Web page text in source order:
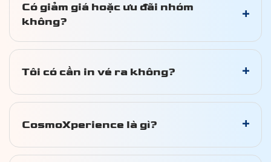
Có giảm giá hoặc ưu đãi nhóm
không?
+
Tôi có cần in vé ra không? +
CosmoXperience là gì? +